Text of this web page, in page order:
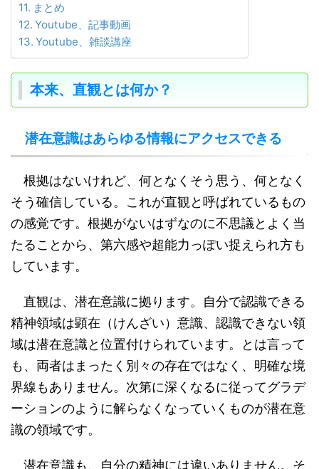
まとめ
Youtube、記事動画
Youtube、雑談講座
本来、直観とは何か？
潜在意識はあらゆる情報にアクセスできる
根拠はないけれど、何となくそう思う、何となく
そう確信している。これが直観と呼ばれているもの
の感覚です。根拠がないはずなのに不思議とよく当
たることから、第六感や超能力っぽい捉えられ方も
しています。
直観は、潜在意識に拠ります。自分で認識できる
精神領域は顕在（けんざい）意識、認識できない領
域は潜在意識と位置付けられています。とは言って
も、両者はまったく別々の存在ではなく、明確な境
界線もありません。次第に深くなるに従ってグラデ
ーションのように解らなくなっていくものが潜在意
識の領域です。
潜在意識も、自分の精神には違いありません。そ